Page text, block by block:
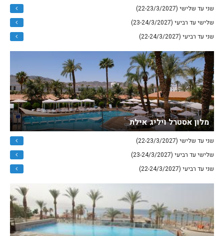
שני עד שלישי (22-23/3/2027)
שלישי עד רביעי (23-24/3/2027)
שני עד רביעי (22-24/3/2027)
מלון אסטרל ויליג אילת
שני עד שלישי (22-23/3/2027)
שלישי עד רביעי (23-24/3/2027)
שני עד רביעי (22-24/3/2027)